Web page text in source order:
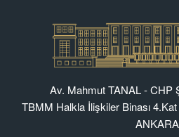
Av. Mahmut TANAL - CHP
TBMM Halkla İlişkiler Binası
ANKARA